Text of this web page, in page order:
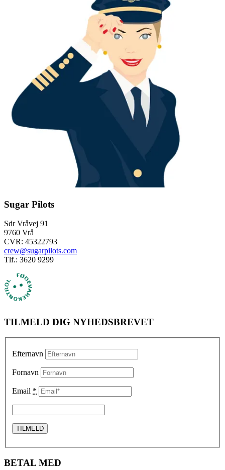
Sugar Pilots
Sdr Vråvej 91
9760 Vrå
CVR: 45322793
crew@sugarpilots.com
Tlf.: 3620 9299
TILMELD DIG NYHEDSBREVET
Efternavn
Fornavn
Email *
BETAL MED